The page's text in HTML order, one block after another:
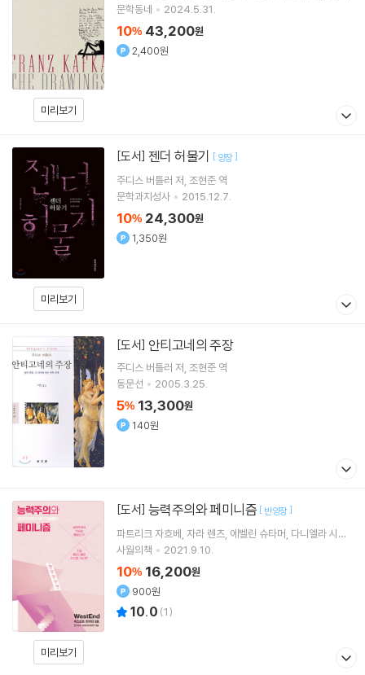
미리보기
문학동네
2024.5.31.
10% 43,200원
2,400원
미리보기
[도서] 젠더 허물기 [ 양장]
주디스 버틀러 저 조현준 역
문학과지성사
2015.12.7.
10% 24,300원
1,350원
[도서] 안티고네의 주장
주디스 버틀러 저 조현준 역
동문선
2005.3.25.
5% 13,300원
140원
미리보기
[도서] 능력주의와 페미니즘 [ 반양장]
파트리크 자흐베 자라 렌츠 에벨린 슈타머 다니엘라 시크
저 외 20명
사월의책 2021.9.10.
10% 16,200원
900원
10.0 (1)